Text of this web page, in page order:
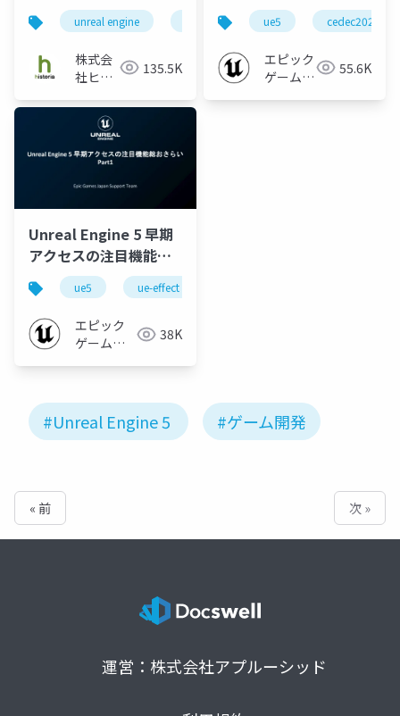
Nanite／Lumenへの挑
戦～
unreal engine ue5 historia
株式会
社ヒス
135.5K
おさらい Part
2【CEDEC 2021】
ue5 cedec2021
エピック
ゲームズ
55.6K
Unreal Engine 5 早期
アクセスの注目機能総
おさらい Part
1【CEDEC 2021】
ue5 ue-effect
エピック
ゲームズ
38K
#Unreal Engine 5 #ゲーム開発
« 前 次 »
運営：株式会社アプルーシッド